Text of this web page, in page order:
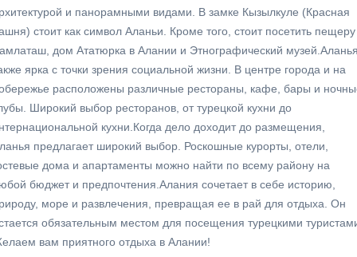
и панорамными видами. В замке Кызылкуле (Красная
стоит как символ Аланьи. Кроме того, стоит посетить пещеру
дом Ататюрка в Алании и Этнографический
ярка с точки зрения социальной жизни. В центре города и на
расположены различные рестораны, кафе, бары и
Широкий выбор ресторанов, от турецкой кухни до
кухни.Когда дело доходит до размещения,
предлагает широкий выбор. Роскошные курорты, отели,
дома и апартаменты можно найти по всему району на
бюджет и предпочтения.Алания сочетает в себе историю,
море и развлечения, превращая ее в рай для отдыха. Он
обязательным местом для посещения турецкими
вам приятного отдыха в Алании!